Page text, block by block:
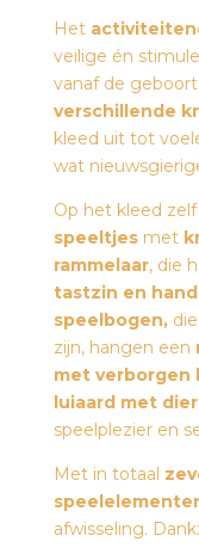
Het
veilige én
vanaf de
verschillende
kleed uit tot
wat
Op het kleed
speeltjesmet
rammelaar, die
tastzin en
speelbogen,
zijn, hangen een
met verborgen
luiaard met
speelplezier en
Met in totaal
afwisseling.